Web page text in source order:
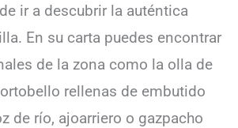
ir a descubrir la auténtica
En su carta puedes encontrar
de la zona como la olla de
rellenas de embutido
de río, ajoarriero o gazpacho